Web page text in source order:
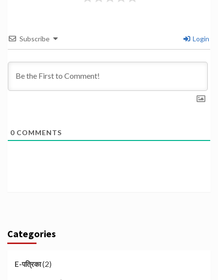
Subscribe Login
0 COMMENTS
Categories
E-पत्रिका(2)